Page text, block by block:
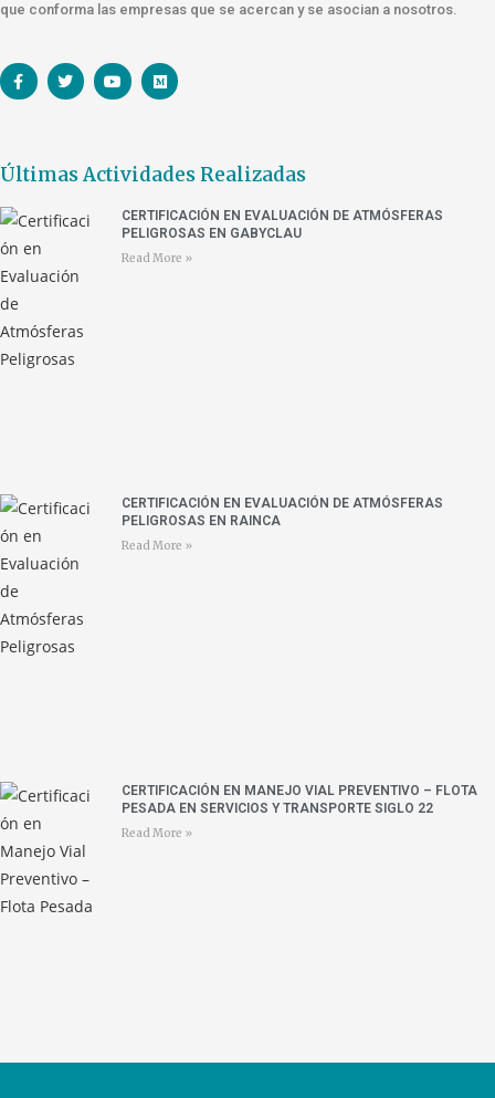
que conforma las empresas que se acercan y se asocian a nosotros.
Últimas Actividades Realizadas
CERTIFICACIÓN EN EVALUACIÓN DE ATMÓSFERAS
PELIGROSAS EN GABYCLAU
Read More »
CERTIFICACIÓN EN EVALUACIÓN DE ATMÓSFERAS
PELIGROSAS EN RAINCA
Read More »
CERTIFICACIÓN EN MANEJO VIAL PREVENTIVO – FLOTA
PESADA EN SERVICIOS Y TRANSPORTE SIGLO 22
Read More »